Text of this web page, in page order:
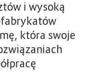
i wysoką
która swoje